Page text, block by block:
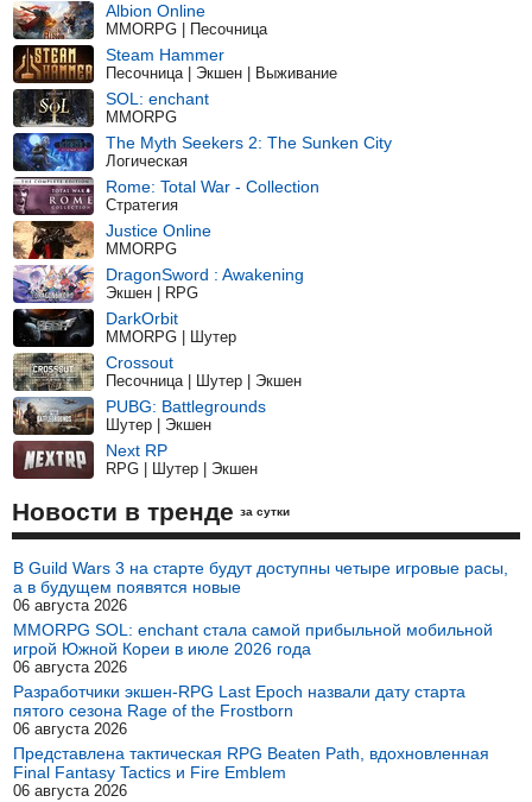
Albion Online
MMORPG | Песочница
Steam Hammer
Песочница | Экшен | Выживание
SOL: enchant
MMORPG
The Myth Seekers 2: The Sunken City
Логическая
Rome: Total War - Collection
Стратегия
Justice Online
MMORPG
DragonSword : Awakening
Экшен | RPG
DarkOrbit
MMORPG | Шутер
Crossout
Песочница | Шутер | Экшен
PUBG: Battlegrounds
Шутер | Экшен
Next RP
RPG | Шутер | Экшен
Новости в тренде за сутки
В Guild Wars 3 на старте будут доступны четыре игровые расы,
а в будущем появятся новые
06 августа 2026
MMORPG SOL: enchant стала самой прибыльной мобильной
игрой Южной Кореи в июле 2026 года
06 августа 2026
Разработчики экшен-RPG Last Epoch назвали дату старта
пятого сезона Rage of the Frostborn
06 августа 2026
Представлена тактическая RPG Beaten Path, вдохновленная
Final Fantasy Tactics и Fire Emblem
06 августа 2026